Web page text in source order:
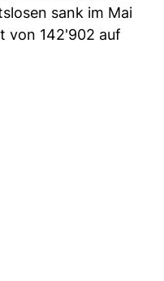
sank im Mai
von 142'902 auf